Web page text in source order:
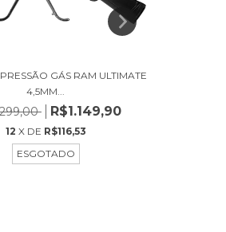
GÁS RAM ULTIMATE
4,5MM...
R$1.149,90
12 X DE R$116,53
ESGOTADO